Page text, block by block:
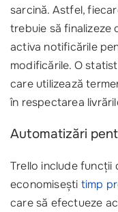
sarcină. Astfel,
trebuie să finalizeze
activa notificările
modificările. O
care utilizează
în respectarea
Automatizări
Trello include funcții
economisești timp
care să efectueze